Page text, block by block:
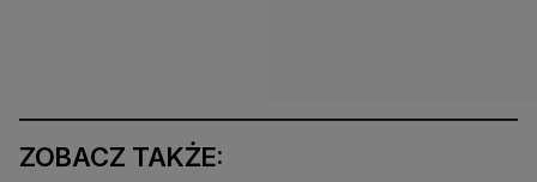
ZOBACZ TAKŻE: